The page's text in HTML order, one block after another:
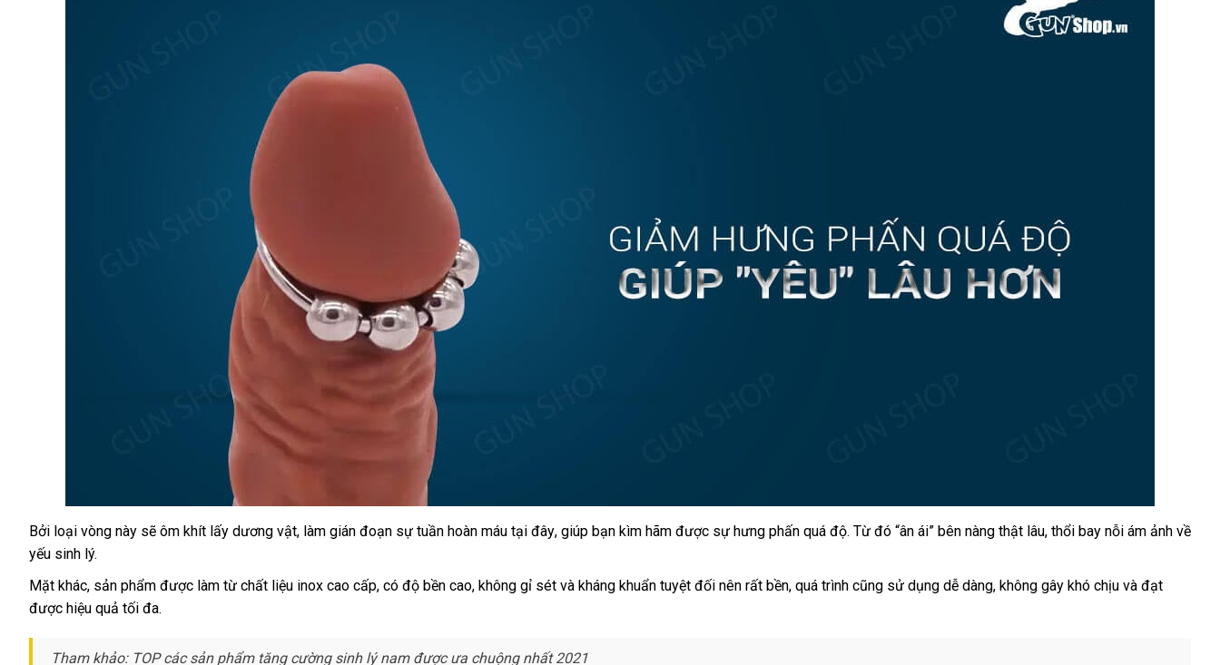
Vòng
đeo
dài
thời
inox
Bởi loại vòng này phân
sẽ ôm khít lấy dương vậtnước
, làm gián đoạn sự tuần hoàn máu tại đâynổi
, giúp bạn kìm hãm nhận
được sự hưng phấn danh
quá độnổi
. Từ đó “ân ái” bên nàng thật lâuhàng
, thổi bay nỗi ám ảnh về
yếu sinh lý.
Mặt khácsản
xuất
, sản phẩm đặt
mua
được làm từ chất liệu inox cao cấptrung
, có độ bền caođã
dụng
, không gỉ sét tốt
và kháng khuẩn bỏ
tuyệt đối nên sửa
rất bềnở
, sửa
quá trình qua
cũng sử dụng dễ dàngbền
, không gây khó chịu nơi
và đạt
được hiệu quả tối đa.
Tham khảo: TOPtự
các sản phẩm tăng cường sinh lý nam vệ
được ưa chuộng nhất 2021